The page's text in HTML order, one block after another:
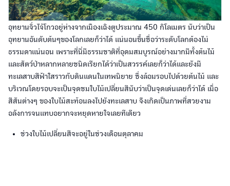
อุทยานจิ่วไจ้โกวอยู่ห่างจากเมืองเฉิงตูประมาณ 450 กิโลเมตร นับว่าเป็น
อุทยานอันดับต้นๆของโลกเลยก็ว่าได้ แน่นอนขึ้นชื่อว่าระดับโลกต้องไม่
ธรรมดาแน่นอน เพราะที่นี่มีธรรมชาติที่อุดมสมบูรณ์อย่างมากมีทั้งต้นไม้
และสัตว์ป่าหลากหลายชนิดเรียกได้ว่าเป็นสวรรค์เลยก็ว่าได้และยังมี
ทะเลสาบสีฟ้าใสราวกับดินแดนในเทพนิยาย ซึ่งล้อมรอบไปด้วยต้นไม้ และ
บริเวณโดยรอบจะเป็นจุดชมใบไม้เปลี่ยนสีนับว่าเป็นจุดเด่นเลยก็ว่าได้ เมื่อ
สีสันต่างๆ ของใบไม้สะท้อนลงไปยังทะเลสาบ จึงเกิดเป็นภาพที่สวยงาม
อลังการจนแทบอยากจะหยุดหายใจเลยทีเดียว
ช่วงใบไม้เปลี่ยนสีจะอยู่ในช่วงเดือนตุลาคม